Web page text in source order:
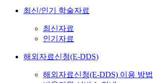
최신/인기 학술자료
최신자료
인기자료
해외자료신청(E-DDS)
해외자료신청(E-DDS) 이용 방법